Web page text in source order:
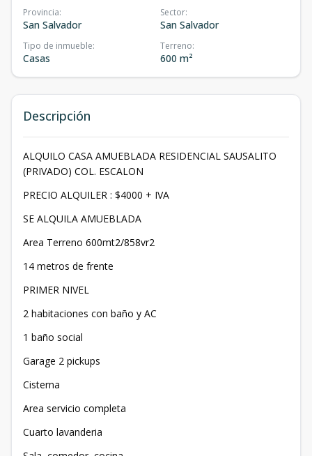
Provincia:
San Salvador
Sector:
San Salvador
Tipo de inmueble:
Casas
Terreno:
600 m²
Descripción
ALQUILO CASA AMUEBLADA RESIDENCIAL SAUSALITO
(PRIVADO) COL. ESCALON
PRECIO ALQUILER : $4000 + IVA
SE ALQUILA AMUEBLADA
Area Terreno 600mt2/858vr2
14 metros de frente
PRIMER NIVEL
2 habitaciones con baño y AC
1 baño social
Garage 2 pickups
Cisterna
Area servicio completa
Cuarto lavanderia